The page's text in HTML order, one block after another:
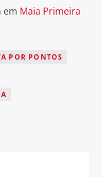
em Maia Primeira
POR PONTOS